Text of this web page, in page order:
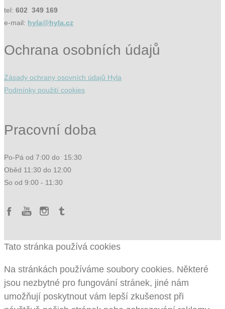
tel: 602 349 169
e-mail: hyla@hyla.cz
Ochrana osobních údajů
Zásady ochrany osovních údajů Hyla
Podmínky použití cookies
Pracovní doba
Po-Pá od 7:00 do 15:30
Oběd 11:30 do 12:00
So od 9:00 - 11:30
Tato stránka používá cookies
Na stránkách používáme soubory cookies. Některé
jsou nezbytné pro fungování stránek, jiné nám
umožňují poskytnout vám lepší zkušenost při